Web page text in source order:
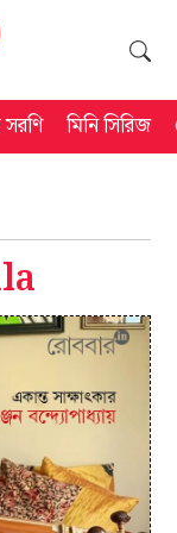
সরণি মিনি সিরিজ